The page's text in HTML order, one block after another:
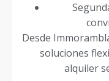
Desde
soluciones
alquiler